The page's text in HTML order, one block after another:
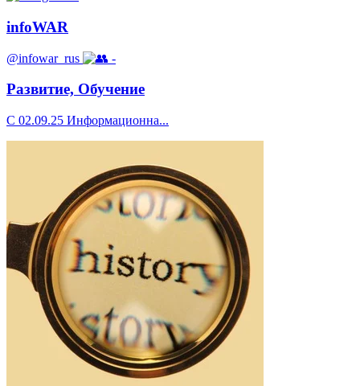
infoWAR
@infowar_rus -
Развитие, Обучение
С 02.09.25 Информационна...